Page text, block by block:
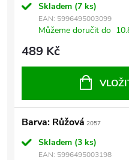
Skladem (7 ks)
EAN: 5996495003099
Můžeme doručit do
489 Kč
Barva: Růžová 2057
Skladem (3 ks)
EAN: 5996495003198